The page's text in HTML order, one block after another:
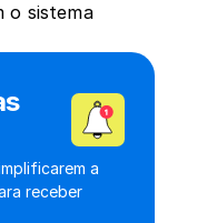
o sistema
a
receber